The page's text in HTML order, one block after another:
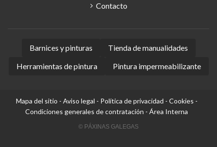
Contacto
Barnices y pinturas
Tienda de manualidades
Herramientas de pintura
Pintura impermeabilizante
Mapa del sitio - Aviso legal - Política de privacidad - Cookies -
Condiciones generales de contratación - Área Interna
© PÁXINAS GALEGAS